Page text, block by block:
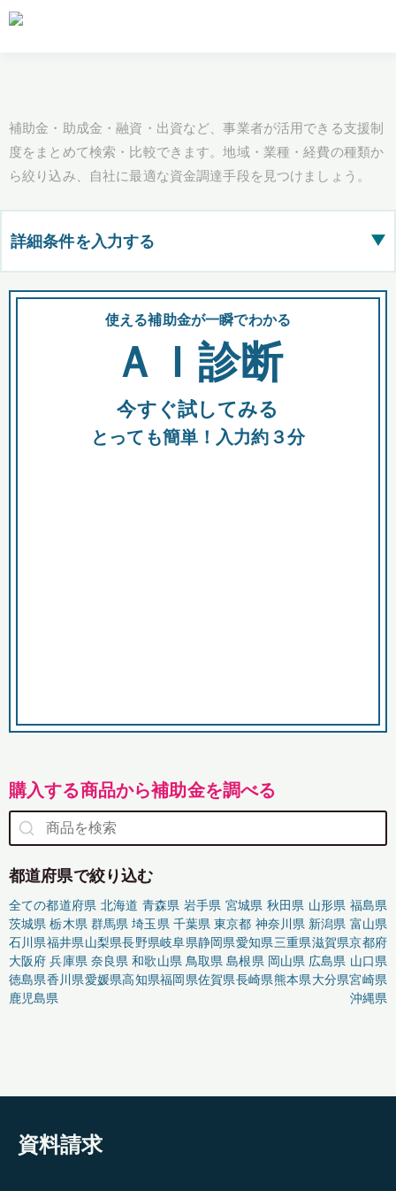
補助金・助成金・融資・出資など、事業者が活用できる支援制
度をまとめて検索・比較できます。地域・業種・経費の種類か
ら絞り込み、自社に最適な資金調達手段を見つけましょう。
詳細条件を入力する ▶
都道府県
全国の検索結果を含めて表示
助成金 融資 出資
使える補助金が一瞬でわかる
ＡＩ診断
今すぐ試してみる
とっても簡単！入力約３分
購入する商品から補助金を調べる
都道府県で絞り込む
全ての都道府県 北海道 青森県 岩手県 宮城県 秋田県 山形県 福島県
茨城県 栃木県 群馬県 埼玉県 千葉県 東京都 神奈川県 新潟県 富山県
石川県福井県山梨県長野県岐阜県静岡県愛知県三重県滋賀県京都府
大阪府 兵庫県 奈良県 和歌山県 鳥取県 島根県 岡山県 広島県 山口県
徳島県香川県愛媛県高知県福岡県佐賀県長崎県熊本県大分県宮崎県
鹿児島県
沖縄県
資料請求